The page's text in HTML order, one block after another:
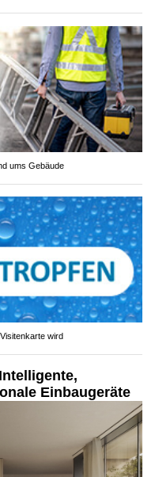
ums Gebäude
wird
Einbaugeräte